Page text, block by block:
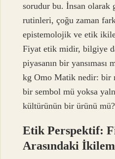
sorudur bu. İnsan olarak
rutinleri, çoğu zaman
epistemolojik ve etik
Fiyat etik midir, bilgiye
piyasanın bir
kg Omo Matik nedir: bir
bir sembol mü yoksa
kültürünün bir ürünü mü?
Etik Perspektif:
Arasındaki İkilem